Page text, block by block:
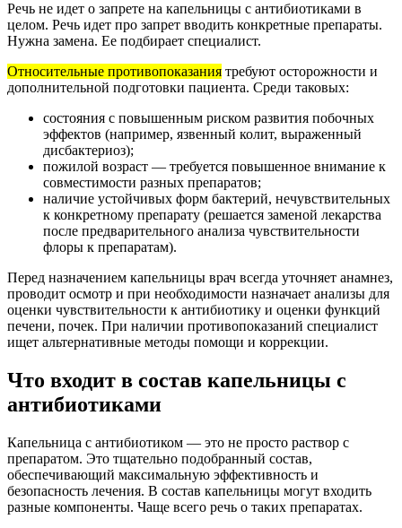
Речь не идет о запрете на капельницы с антибиотиками в
целом. Речь идет про запрет вводить конкретные препараты.
Нужна замена. Ее подбирает специалист.
Относительные противопоказания требуют осторожности и
дополнительной подготовки пациента. Среди таковых:
состояния с повышенным риском развития побочных
эффектов (например, язвенный колит, выраженный
дисбактериоз);
пожилой возраст — требуется повышенное внимание к
совместимости разных препаратов;
наличие устойчивых форм бактерий, нечувствительных
к конкретному препарату (решается заменой лекарства
после предварительного анализа чувствительности
флоры к препаратам).
Перед назначением капельницы врач всегда уточняет анамнез,
проводит осмотр и при необходимости назначает анализы для
оценки чувствительности к антибиотику и оценки функций
печени, почек. При наличии противопоказаний специалист
ищет альтернативные методы помощи и коррекции.
Что входит в состав капельницы с
антибиотиками
Капельница с антибиотиком — это не просто раствор с
препаратом. Это тщательно подобранный состав,
обеспечивающий максимальную эффективность и
безопасность лечения. В состав капельницы могут входить
разные компоненты. Чаще всего речь о таких препаратах.